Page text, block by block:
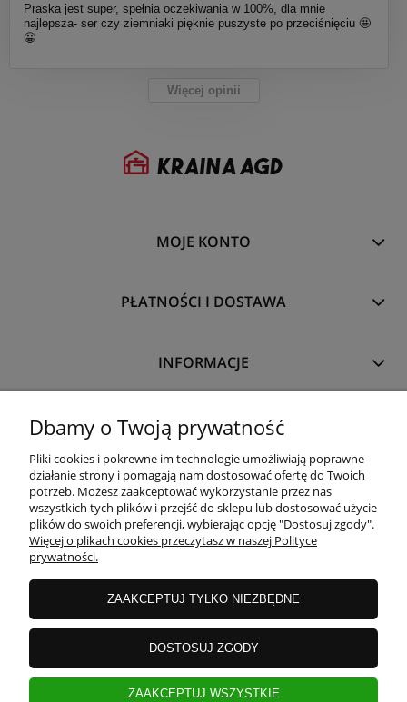
Praska jest super, spełnia oczekiwania w 100%, dla mnie
najlepsza- ser czy ziemniaki pięknie puszyste po przeciśnięciu 🤩
😀
Więcej opinii
MOJE KONTO
PŁATNOŚCI I DOSTAWA
INFORMACJE
O NAS
Dbamy o Twoją prywatność
Pliki cookies i pokrewne im technologie umożliwiają poprawne
działanie strony i pomagają nam dostosować ofertę do Twoich
potrzeb. Możesz zaakceptować wykorzystanie przez nas
wszystkich tych plików i przejść do sklepu lub dostosować użycie
plików do swoich preferencji, wybierając opcję "Dostosuj zgody".
Więcej o plikach cookies przeczytasz w naszej Polityce
prywatności.
ZAAKCEPTUJ TYLKO NIEZBĘDNE
DOSTOSUJ ZGODY
ZAAKCEPTUJ WSZYSTKIE